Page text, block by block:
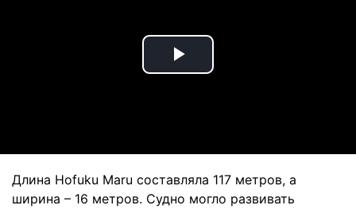
Play
Длина Hofuku Maru составляла 117 метров, а
ширина – 16 метров. Судно могло развивать